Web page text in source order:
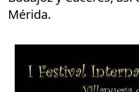
Mérida.